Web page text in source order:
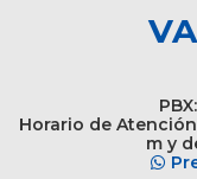
Horario de
m y